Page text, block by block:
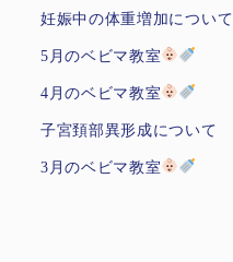
妊娠中の体重増加について
5月のベビマ教室
4月のベビマ教室
子宮頚部異形成について
3月のベビマ教室